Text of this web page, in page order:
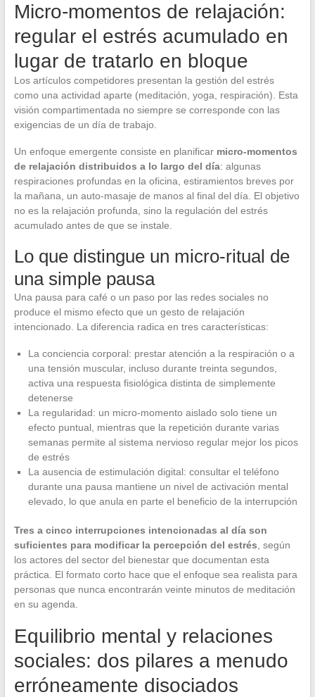
Micro-momentos de relajación:
regular el estrés acumulado en
lugar de tratarlo en bloque
Los artículos competidores presentan la gestión del estrés
como una actividad aparte (meditación, yoga, respiración). Esta
visión compartimentada no siempre se corresponde con las
exigencias de un día de trabajo.
Un enfoque emergente consiste en planificar micro-momentos
de relajación distribuidos a lo largo del día: algunas
respiraciones profundas en la oficina, estiramientos breves por
la mañana, un auto-masaje de manos al final del día. El objetivo
no es la relajación profunda, sino la regulación del estrés
acumulado antes de que se instale.
Lo que distingue un micro-ritual de
una simple pausa
Una pausa para café o un paso por las redes sociales no
produce el mismo efecto que un gesto de relajación
intencionado. La diferencia radica en tres características:
La conciencia corporal: prestar atención a la respiración o a
una tensión muscular, incluso durante treinta segundos,
activa una respuesta fisiológica distinta de simplemente
detenerse
La regularidad: un micro-momento aislado solo tiene un
efecto puntual, mientras que la repetición durante varias
semanas permite al sistema nervioso regular mejor los picos
de estrés
La ausencia de estimulación digital: consultar el teléfono
durante una pausa mantiene un nivel de activación mental
elevado, lo que anula en parte el beneficio de la interrupción
Tres a cinco interrupciones intencionadas al día son
suficientes para modificar la percepción del estrés , según
los actores del sector del bienestar que documentan esta
práctica. El formato corto hace que el enfoque sea realista para
personas que nunca encontrarán veinte minutos de meditación
en su agenda.
Equilibrio mental y relaciones
sociales: dos pilares a menudo
erróneamente disociados